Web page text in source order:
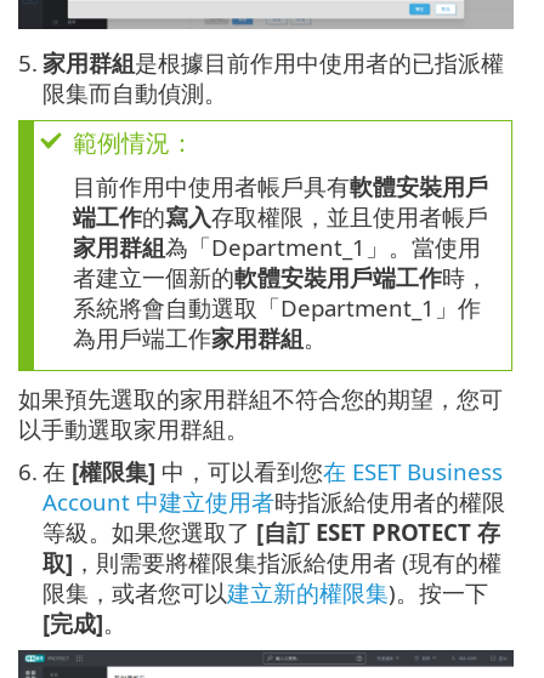
5. 家用群組是根據目前作用中使用者的已指派權
限集而自動偵測。
範例情況：
目前作用中使用者帳戶具有軟體安裝用戶
端工作的寫入存取權限，並且使用者帳戶
家用群組為「Department_1」。當使用
者建立一個新的軟體安裝用戶端工作時，
系統將會自動選取「Department_1」作
為用戶端工作家用群組。
如果預先選取的家用群組不符合您的期望，您可
以手動選取家用群組。
6. 在 [權限集] 中，可以看到您在 ESET Business
Account 中建立使用者時指派給使用者的權限
等級。如果您選取了 [自訂 ESET PROTECT 存
取] ，則需要將權限集指派給使用者 (現有的權
限集，或者您可以建立新的權限集)。按一下
[完成]。